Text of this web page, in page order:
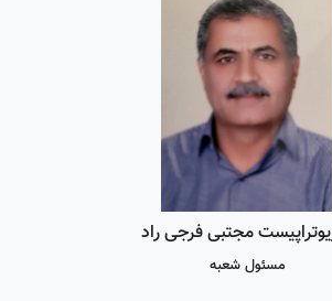
مجتبی فرجی راد
مسئول شعبه